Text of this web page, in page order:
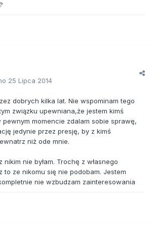
25 Lipca 2014
dobrych kilka lat. Nie wspominam tego
związku upewniana,że jestem kimś
pewnym momencie zdalam sobie sprawę,
jedynie przez presję, by z kimś
niż ode mnie.
nie byłam. Trochę z własnego
to ze nikomu się nie podobam. Jestem
nie wzbudzam zainteresowania